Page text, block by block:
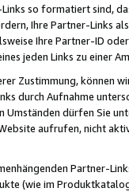
so formatiert sind,
Ihre Partner-Links
Ihre Partner-ID
jeden Links zu einer
Zustimmung, können
durch Aufnahme
Umständen dürfen Sie
aufrufen, nicht
Partner-
(wie im